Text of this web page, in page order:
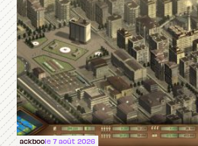
ackboole 7 août 2026